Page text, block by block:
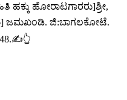
ಹಕ್ಕು ಹೋರಾಟಗಾರರು]ಶ್ರೀ,
ಜಮಖಂಡಿ. ಜಿ:ಬಾಗಲಕೋಟೆ.